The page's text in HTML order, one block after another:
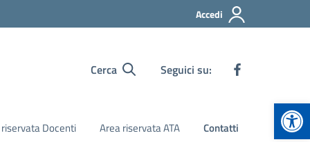
Accedi
Cerca Seguici su:
Docenti Area riservata ATA Contatti